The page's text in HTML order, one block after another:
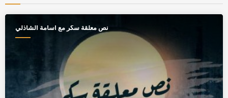
نص معلقة سكر مع اسامة الشاذلي